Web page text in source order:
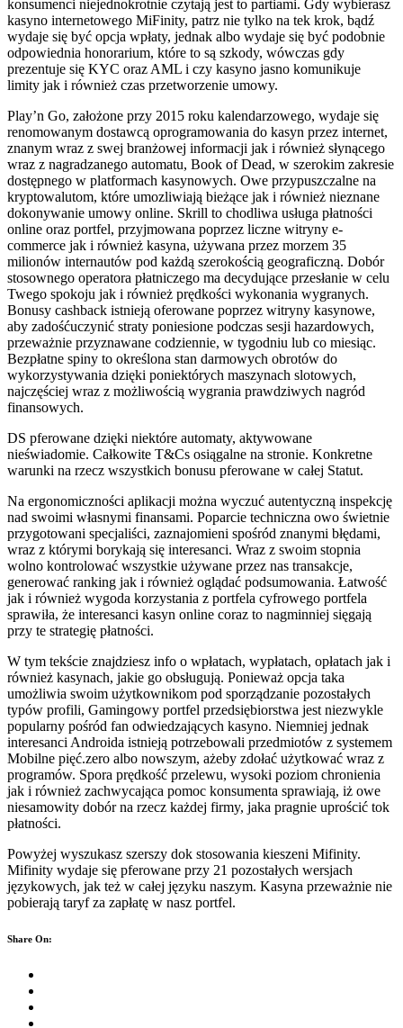
konsumenci niejednokrotnie czytają jest to partiami. Gdy wybierasz
kasyno internetowego MiFinity, patrz nie tylko na tek krok, bądź
wydaje się być opcja wpłaty, jednak albo wydaje się być podobnie
odpowiednia honorarium, które to są szkody, wówczas gdy
prezentuje się KYC oraz AML i czy kasyno jasno komunikuje
limity jak i również czas przetworzenie umowy.
Play’n Go, założone przy 2015 roku kalendarzowego, wydaje się
renomowanym dostawcą oprogramowania do kasyn przez internet,
znanym wraz z swej branżowej informacji jak i również słynącego
wraz z nagradzanego automatu, Book of Dead, w szerokim zakresie
dostępnego w platformach kasynowych. Owe przypuszczalne na
kryptowalutom, które umozliwiają bieżące jak i również nieznane
dokonywanie umowy online. Skrill to chodliwa usługa płatności
online oraz portfel, przyjmowana poprzez liczne witryny e-
commerce jak i również kasyna, używana przez morzem 35
milionów internautów pod każdą szerokością geograficzną. Dobór
stosownego operatora płatniczego ma decydujące przesłanie w celu
Twego spokoju jak i również prędkości wykonania wygranych.
Bonusy cashback istnieją oferowane poprzez witryny kasynowe,
aby zadośćuczynić straty poniesione podczas sesji hazardowych,
przeważnie przyznawane codziennie, w tygodniu lub co miesiąc.
Bezpłatne spiny to określona stan darmowych obrotów do
wykorzystywania dzięki poniektórych maszynach slotowych,
najczęściej wraz z możliwością wygrania prawdziwych nagród
finansowych.
DS pferowane dzięki niektóre automaty, aktywowane
nieświadomie. Całkowite T&Cs osiągalne na stronie. Konkretne
warunki na rzecz wszystkich bonusu pferowane w całej Statut.
Na ergonomiczności aplikacji można wyczuć autentyczną inspekcję
nad swoimi własnymi finansami. Poparcie techniczna owo świetnie
przygotowani specjaliści, zaznajomieni spośród znanymi błędami,
wraz z którymi borykają się interesanci. Wraz z swoim stopnia
wolno kontrolować wszystkie używane przez nas transakcje,
generować ranking jak i również oglądać podsumowania. Łatwość
jak i również wygoda korzystania z portfela cyfrowego portfela
sprawiła, że interesanci kasyn online coraz to nagminniej sięgają
przy te strategię płatności.
W tym tekście znajdziesz info o wpłatach, wypłatach, opłatach jak i
również kasynach, jakie go obsługują. Ponieważ opcja taka
umożliwia swoim użytkownikom pod sporządzanie pozostałych
typów profili, Gamingowy portfel przedsiębiorstwa jest niezwykle
popularny pośród fan odwiedzających kasyno. Niemniej jednak
interesanci Androida istnieją potrzebowali przedmiotów z systemem
Mobilne pięć.zero albo nowszym, ażeby zdołać użytkować wraz z
programów. Spora prędkość przelewu, wysoki poziom chronienia
jak i również zachwycająca pomoc konsumenta sprawiają, iż owe
niesamowity dobór na rzecz każdej firmy, jaka pragnie uprościć tok
płatności.
Powyżej wyszukasz szerszy dok stosowania kieszeni Mifinity.
Mifinity wydaje się pferowane przy 21 pozostałych wersjach
językowych, jak też w całej języku naszym. Kasyna przeważnie nie
pobierają taryf za zapłatę w nasz portfel.
Share On: